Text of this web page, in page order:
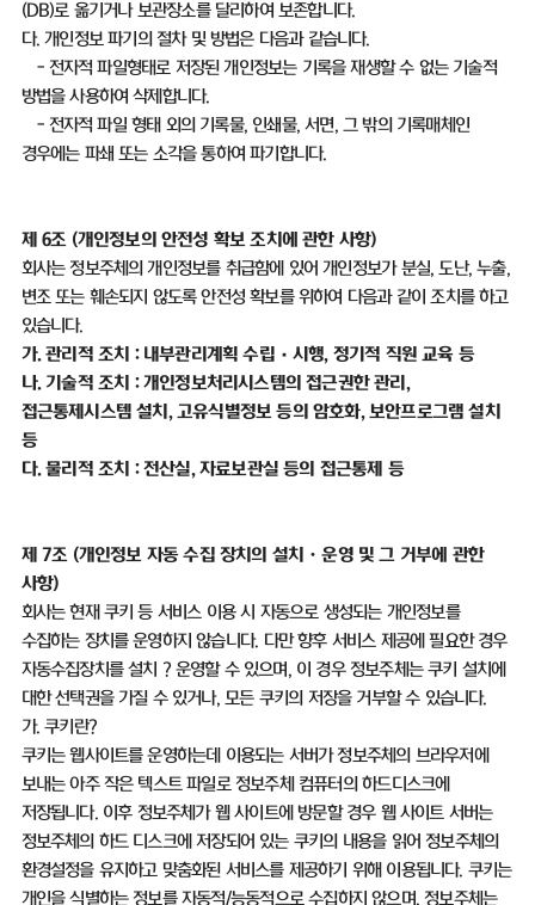
(DB)로 옮기거나 보관장소를 달리하여 보존합니다.
다.개인정보 파기의 절차 및 방법은 다음과 같습니다.
- 전자적 파일형태로 저장된 개인정보는 기록을 재생할 수 없는 기술적
방법을 사용하여 삭제합니다.
- 전자적 파일 형태 외의 기록물, 인쇄물,서면,그 밖의 기록매체인
경우에는 파쇄 또는 소각을 통하여 파기합니다.
제 6조 (개인정보의 안전성 확보 조치에 관한 사항)
회사는 정보주체의 개인정보를 취급함에 있어 개인정보가 분실, 도난,누출,
변조 또는 훼손되지 않도록 안전성 확보를 위하여 다음과 같이 조치를 하고
있습니다.
가.관리적 조치 : 내부관리계획 수립· 시행, 정기적 직원 교육 등
나. 기술적 조치 :개인정보처리시스템의 접근권한 관리 ,
접근통제시스템 설치 , 고유식별정보 등의 암호화, 보안프로그램 설치
등
다.물리적 조치 :전산실, 자료보관실 등의 접근통제 등
제 7조 (개인정보 자동 수집 장치의 설치ㆍ운영 및 그 거부에 관한
사항)
회사는 현재 쿠키 등 서비스 이용 시 자동으로 생성되는 개인정보를
수집하는 장치를 운영하지 않습니다. 다만 향후 서비스 제공에 필요한 경우
자동수집장치를 설치 ？ 운영할 수 있으며, 이 경우 정보주체는 쿠키 설치에
대한 선택권을 가질 수 있거나, 모든 쿠키의 저장을 거부할 수 있습니다.
가.쿠키란?
쿠키는 웹사이트를 운영하는데 이용되는 서버가 정보주체의 브라우저에
보내는 아주 작은 텍스트 파일로 정보주체 컴퓨터의 하드디스크에
저장됩니다. 이후 정보주체가 웹 사이트에 방문할 경우 웹 사이트 서버는
정보주체의 하드 디스크에 저장되어 있는 쿠키의 내용을 읽어 정보주체의
환경설정을 유지하고 맞춤화된 서비스를 제공하기 위해 이용됩니다. 쿠키는
개인을 식별하는 정보를 자동적/능동적으로 수집하지 않으며,정보주체는